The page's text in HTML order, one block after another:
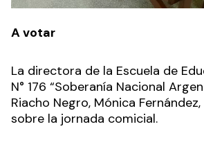
A votar
La directora de la Escuela de
N° 176 “Soberanía Nacional
Riacho Negro, Mónica
sobre la jornada comicial.